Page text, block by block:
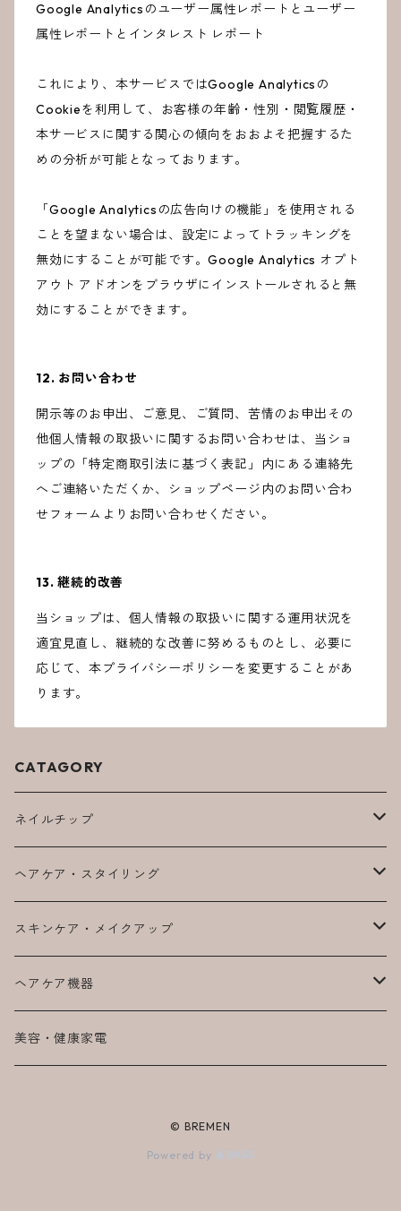
Google Analyticsのユーザー属性レポートとユーザー
属性レポートとインタレスト レポート
これにより、本サービスではGoogle Analyticsの
Cookieを利用して、お客様の年齢・性別・閲覧履歴・
本サービスに関する関心の傾向をおおよそ把握するた
めの分析が可能となっております。
「Google Analyticsの広告向けの機能」を使用される
ことを望まない場合は、設定によってトラッキングを
無効にすることが可能です。Google Analytics オプト
アウト アドオンをブラウザにインストールされると無
効にすることができます。
12. お問い合わせ
開示等のお申出、ご意見、ご質問、苦情のお申出その
他個人情報の取扱いに関するお問い合わせは、当ショ
ップの「特定商取引法に基づく表記」内にある連絡先
へご連絡いただくか、ショップページ内のお問い合わ
せフォームよりお問い合わせください。
13. 継続的改善
当ショップは、個人情報の取扱いに関する運用状況を
適宜見直し、継続的な改善に努めるものとし、必要に
応じて、本プライバシーポリシーを変更することがあ
ります。
CATAGORY
ネイルチップ
デザインチップ
別売りオプション
フルオーダーチップ
ヘアケア・スタイリング
N. エヌドット
SYSTEM システム
エルジューダ
スキンケア・メイクアップ
TAKAKO BEAUTY
Lashaddict
ヘアケア機器
LUMIELINA商品
美容・健康家電
© BREMEN
Powered by